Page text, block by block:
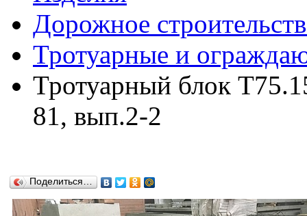
Дорожное
Тротуарные и
Тротуарный блок
81, вып.2-2
Поделиться…